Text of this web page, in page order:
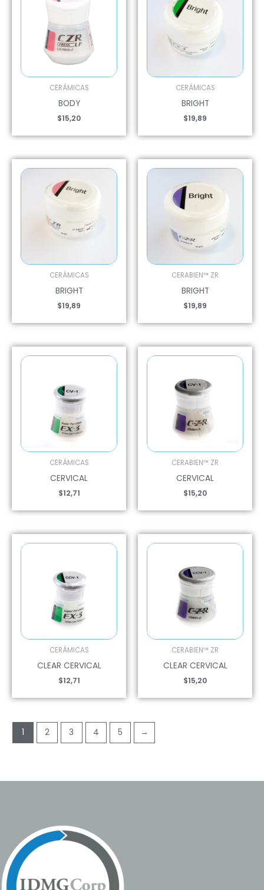
CERÁMICAS
BODY
$15,20
CERÁMICAS
BRIGHT
$19,89
CERÁMICAS
BRIGHT
$19,89
CERABIEN™ ZR
BRIGHT
$19,89
CERÁMICAS
CERVICAL
$12,71
CERABIEN™ ZR
CERVICAL
$15,20
CERÁMICAS
CLEAR CERVICAL
$12,71
CERABIEN™ ZR
CLEAR CERVICAL
$15,20
1 2 3 4 5 →